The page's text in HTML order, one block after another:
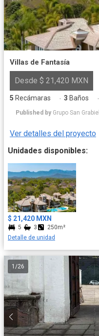
Villas de Fantasía
Desde $ 21,420 MXN
5 Recámaras · 3 Baños ·
Published by Grupo San Grabiel
Ver detalles del proyecto
Unidades disponibles:
$ 21,420 MXN
5 3
250m²
Detalle de unidad
1 /26